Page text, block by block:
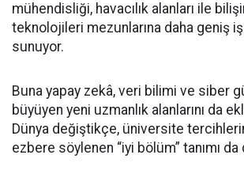
mühendisliği, havacılık alanları ile
teknolojileri mezunlarına daha geniş iş
sunuyor.
Buna yapay zekâ, veri bilimi ve siber
büyüyen yeni uzmanlık alanlarını da
Dünya değiştikçe, üniversite
ezbere söylenen “iyi bölüm” tanımı